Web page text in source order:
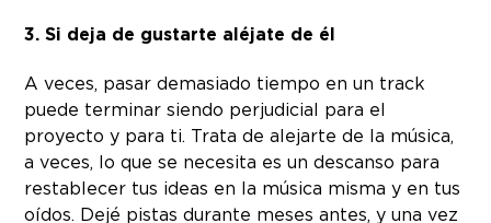
3. Si deja de gustarte aléjate de él
A veces, pasar demasiado tiempo en un track
puede terminar siendo perjudicial para el
proyecto y para ti. Trata de alejarte de la música,
a veces, lo que se necesita es un descanso para
restablecer tus ideas en la música misma y en tus
oídos. Dejé pistas durante meses antes, y una vez